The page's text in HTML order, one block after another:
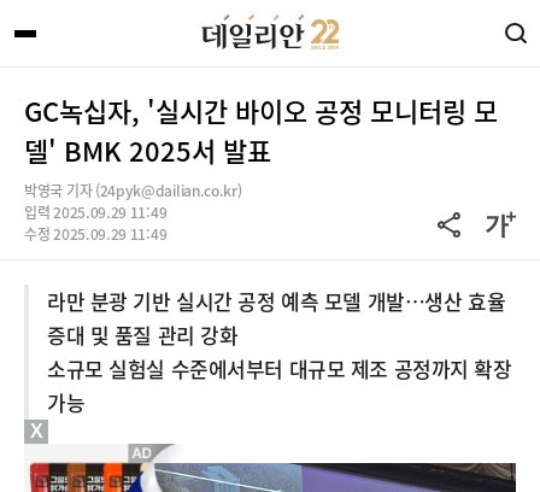
GC녹십자, '실시간 바이오 공정 모니터링 모
델' BMK 2025서 발표
박영국 기자 (24pyk@dailian.co.kr)
입력 2025.09.29 11:49
수정 2025.09.29 11:49
라만 분광 기반 실시간 공정 예측 모델 개발…생산 효율
증대 및 품질 관리 강화
소규모 실험실 수준에서부터 대규모 제조 공정까지 확장
가능
X